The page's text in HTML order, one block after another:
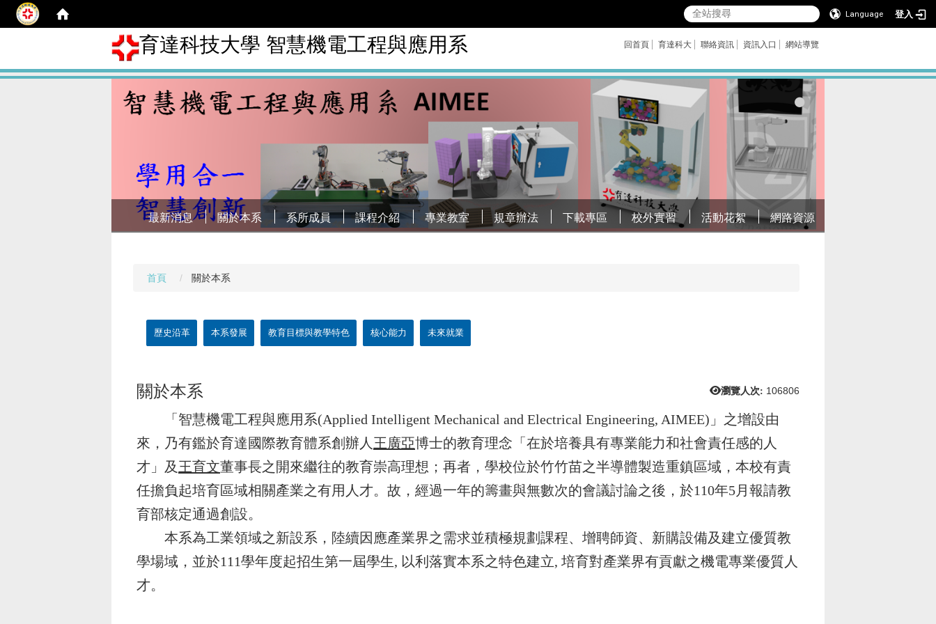
Language 登入
育達科技大學 智慧機電工程與應用系 回首頁 育達科大 聯絡資訊 資訊入口 網站導覽
最新消息 關於本系 系所成員 課程介紹 專業教室 規章辦法 下載專區 校外實習 活動花絮 網路資源
首頁 關於本系
歷史沿革 本系發展 教育目標與教學特色 核心能力 未來就業
瀏覽人次: 106806
關於本系
「智慧機電工程與應用系(Applied Intelligent Mechanical and Electrical Engineering, AIMEE)」之增設由
來，乃有鑑於育達國際教育體系創辦人 王廣亞博士的教育理念「在於培養具有專業能力和社會責任感的人
才」及 王育文董事長之開來繼往的教育崇高理想；再者，學校位於竹竹苗之半導體製造重鎮區域，本校有責
任擔負起培育區域相關產業之有用人才。故，經過一年的籌畫與無數次的會議討論之後，於110年5月報請教
育部核定通過創設。
本系為工業領域之新設系，陸續因應產業界之需求並積極規劃課程、增聘師資、新購設備及建立優質教
學場域，並於111學年度起招生第一屆學生, 以利落實本系之特色建立, 培育對產業界有貢獻之機電專業優質人
才。